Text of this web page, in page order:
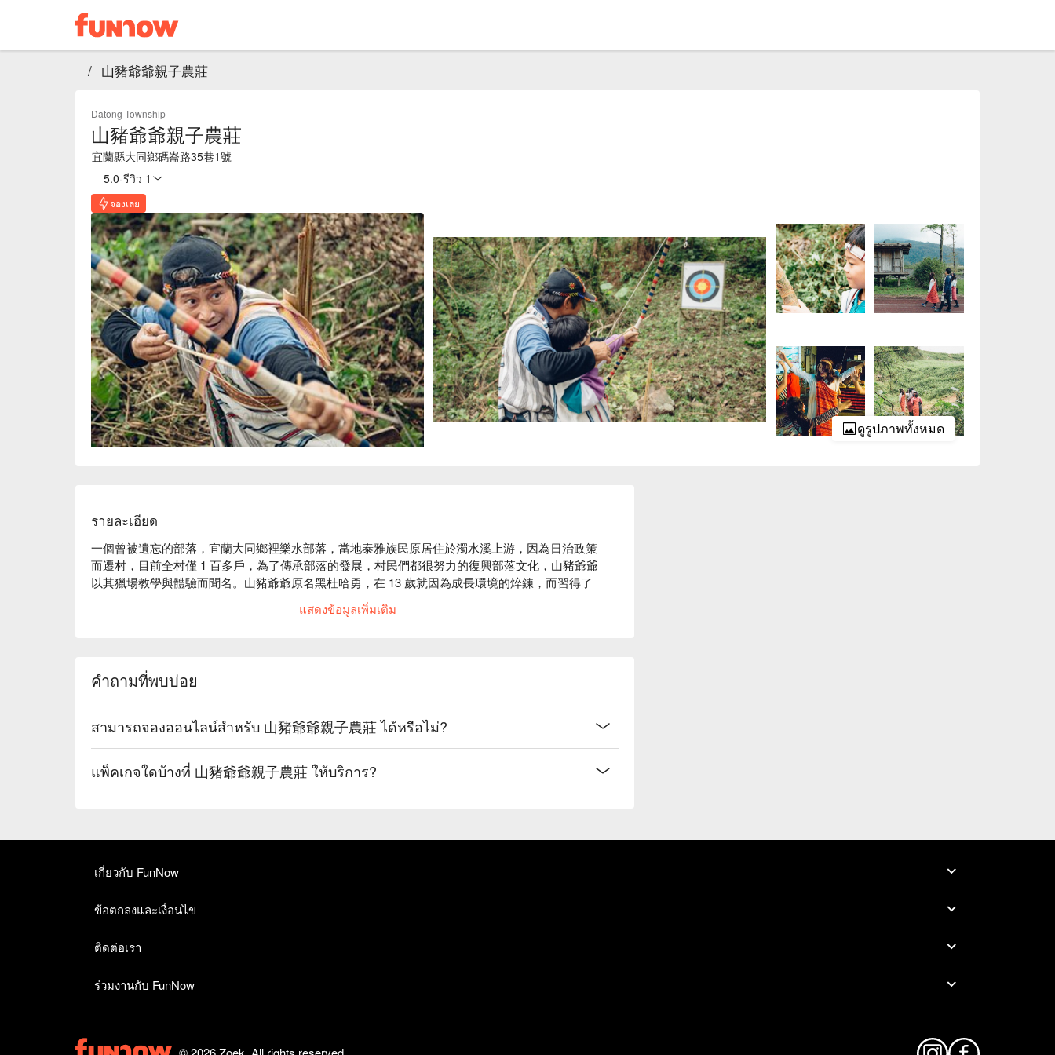
/ 山豬爺爺親子農莊
Datong Township
山豬爺爺親子農莊
宜蘭縣大同鄉碼崙路35巷1號
5.0 รีวิว 1
จองเลย
ดูรูปภาพทั้งหมด
รายละเอียด
一個曾被遺忘的部落，宜蘭大同鄉裡樂水部落，當地泰雅族民原居住於濁水溪上游，因為日治政策
而遷村，目前全村僅 1 百多戶，為了傳承部落的發展，村民們都很努力的復興部落文化，山豬爺爺
以其獵場教學與體驗而聞名。山豬爺爺原名黑杜哈勇，在 13 歲就因為成長環境的焠鍊，而習得了
打獵與埋設陷阱，傳承部落打獵技巧成為泰雅族第四代的獵人，為推廣與復興泰雅族原民文化而自
行修築了農莊，在教學中小朋友非常喜愛他但卻總忘了名字，只知道爺爺很會打山豬而都稱他為山
แสดงข้อมูลเพิ่มเติม
คำถามที่พบบ่อย
สามารถจองออนไลน์สำหรับ 山豬爺爺親子農莊 ได้หรือไม่?
แพ็คเกจใดบ้างที่ 山豬爺爺親子農莊 ให้บริการ?
เกี่ยวกับ FunNow
ข้อตกลงและเงื่อนไข
ติดต่อเรา
ร่วมงานกับ FunNow